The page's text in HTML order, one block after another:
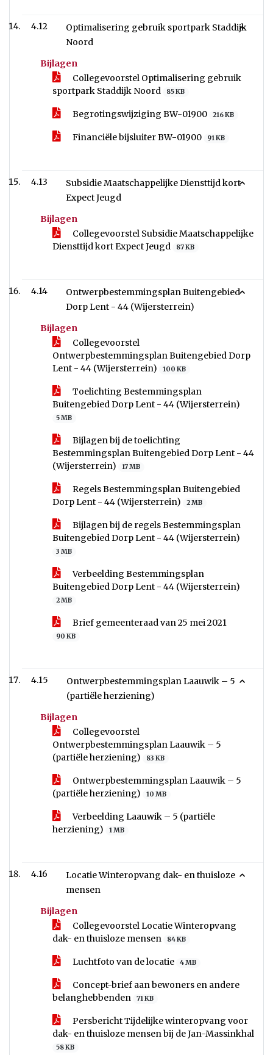
4.12
Optimalisering gebruik sportpark Staddijk
Noord
Bijlagen
Collegevoorstel Optimalisering gebruik
sportpark Staddijk Noord
85 KB
Begrotingswijziging BW-01900 216 KB
Financiële bijsluiter BW-01900 91 KB
4.13
Subsidie Maatschappelijke Diensttijd kort
Expect Jeugd
Bijlagen
Collegevoorstel Subsidie Maatschappelijke
Diensttijd kort Expect Jeugd
87 KB
4.14
Ontwerpbestemmingsplan Buitengebied
Dorp Lent - 44 (Wijersterrein)
Bijlagen
Collegevoorstel
Ontwerpbestemmingsplan Buitengebied Dorp
Lent - 44 (Wijersterrein)
100 KB
Toelichting Bestemmingsplan
Buitengebied Dorp Lent - 44 (Wijersterrein)
5 MB
Bijlagen bij de toelichting
Bestemmingsplan Buitengebied Dorp Lent - 44
(Wijersterrein)
17 MB
Regels Bestemmingsplan Buitengebied
Dorp Lent - 44 (Wijersterrein)
2 MB
Bijlagen bij de regels Bestemmingsplan
Buitengebied Dorp Lent - 44 (Wijersterrein)
3 MB
Verbeelding Bestemmingsplan
Buitengebied Dorp Lent - 44 (Wijersterrein)
2 MB
Brief gemeenteraad van 25 mei 2021
90 KB
4.15
Ontwerpbestemmingsplan Laauwik – 5
(partiële herziening)
Bijlagen
Collegevoorstel
Ontwerpbestemmingsplan Laauwik – 5
(partiële herziening)
83 KB
Ontwerpbestemmingsplan Laauwik – 5
(partiële herziening)
10 MB
Verbeelding Laauwik – 5 (partiële
herziening)
1 MB
4.16
Locatie Winteropvang dak- en thuisloze
mensen
Bijlagen
Collegevoorstel Locatie Winteropvang
dak- en thuisloze mensen
84 KB
Luchtfoto van de locatie 4 MB
Concept-brief aan bewoners en andere
belanghebbenden
71 KB
Persbericht Tijdelijke winteropvang voor
dak- en thuisloze mensen bij de Jan-Massinkhal
58 KB